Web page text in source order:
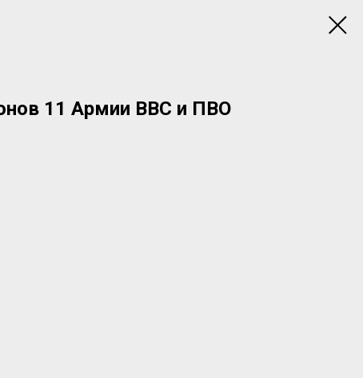
11 Армии ВВС и ПВО